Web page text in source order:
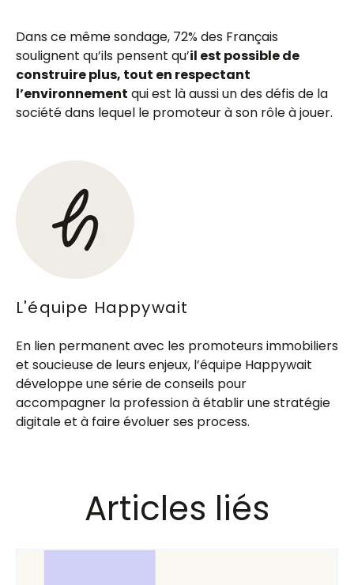
Dans ce même sondage, 72% des Français
soulignent qu’ils pensent qu’il est possible de
construire plus, tout en respectant
l’environnement qui est là aussi un des défis de la
société dans lequel le promoteur à son rôle à jouer.
L'équipe Happywait
En lien permanent avec les promoteurs immobiliers
et soucieuse de leurs enjeux, l’équipe Happywait
développe une série de conseils pour
accompagner la profession à établir une stratégie
digitale et à faire évoluer ses process.
Articles liés